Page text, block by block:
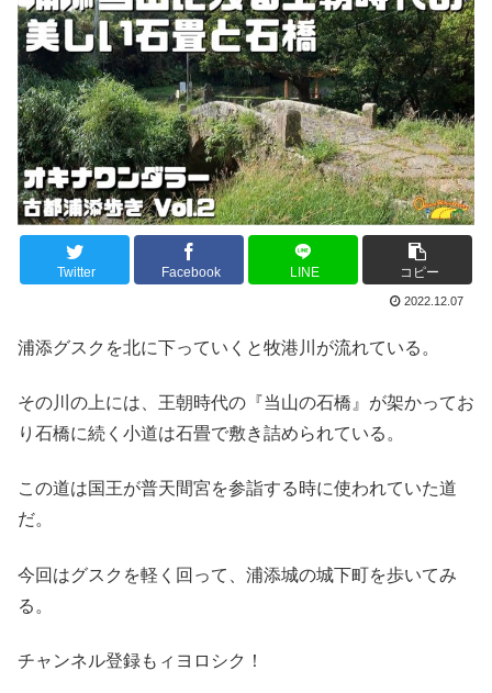
Twitter Facebook LINE コピー
2022.12.07
浦添グスクを北に下っていくと牧港川が流れている。
その川の上には、王朝時代の『当山の石橋』が架かってお
り石橋に続く小道は石畳で敷き詰められている。
この道は国王が普天間宮を参詣する時に使われていた道
だ。
今回はグスクを軽く回って、浦添城の城下町を歩いてみ
る。
チャンネル登録もィヨロシク！